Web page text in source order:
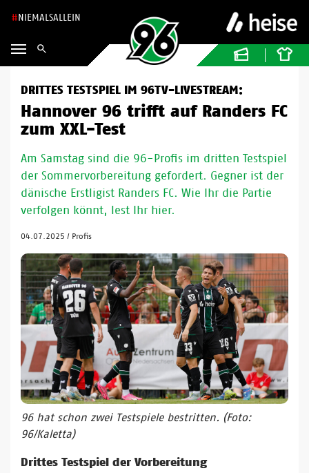
NIEMALSALLEIN
DRITTES TESTSPIEL IM 96TV-LIVESTREAM:
Hannover 96 trifft auf Randers FC
zum XXL-Test
Am Samstag sind die 96-Profis im dritten Testspiel
der Sommervorbereitung gefordert. Gegner ist der
dänische Erstligist Randers FC. Wie Ihr die Partie
verfolgen könnt, lest Ihr hier.
04.07.2025 / Profis
96 hat schon zwei Testspiele bestritten. (Foto:
96/Kaletta)
Drittes Testspiel der Vorbereitung